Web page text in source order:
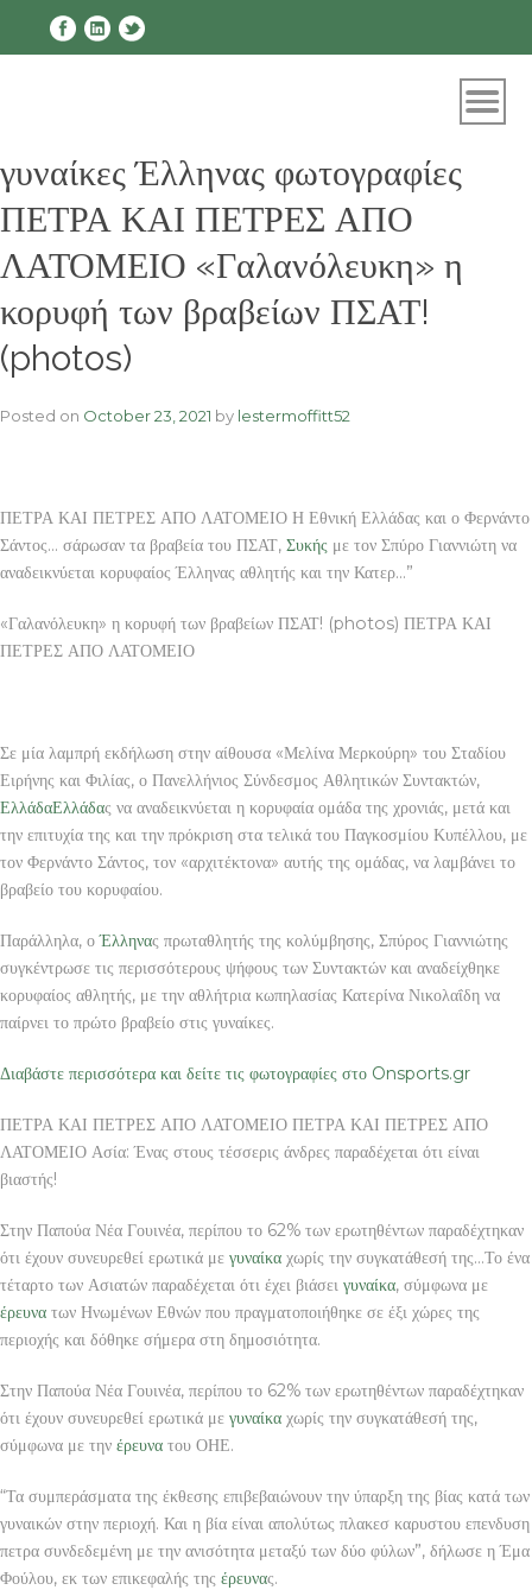
γυναίκες Έλληνας φωτογραφίες
ΠΕΤΡΑ ΚΑΙ ΠΕΤΡΕΣ ΑΠΟ
ΛΑΤΟΜΕΙΟ «Γαλανόλευκη» η
κορυφή των βραβείων ΠΣΑΤ!
(photos)
Posted on October 23, 2021 by lestermoffitt52
ΠΕΤΡΑ ΚΑΙ ΠΕΤΡΕΣ ΑΠΟ ΛΑΤΟΜΕΙΟ Η Εθνική Ελλάδας και ο Φερνάντο
Σάντος… σάρωσαν τα βραβεία του ΠΣΑΤ, Συκής με τον Σπύρο Γιαννιώτη να
αναδεικνύεται κορυφαίος Έλληνας αθλητής και την Κατερ…”
«Γαλανόλευκη» η κορυφή των βραβείων ΠΣΑΤ! (photos) ΠΕΤΡΑ ΚΑΙ
ΠΕΤΡΕΣ ΑΠΟ ΛΑΤΟΜΕΙΟ
Σε μία λαμπρή εκδήλωση στην αίθουσα «Μελίνα Μερκούρη» του Σταδίου
Ειρήνης και Φιλίας, ο Πανελλήνιος Σύνδεσμος Αθλητικών Συντακτών,
ΕλλάδαΕλλάδας να αναδεικνύεται η κορυφαία ομάδα της χρονιάς, μετά και
την επιτυχία της και την πρόκριση στα τελικά του Παγκοσμίου Κυπέλλου, με
τον Φερνάντο Σάντος, τον «αρχιτέκτονα» αυτής της ομάδας, να λαμβάνει το
βραβείο του κορυφαίου.
Παράλληλα, οΈλληνας πρωταθλητής της κολύμβησης, Σπύρος Γιαννιώτης
συγκέντρωσε τις περισσότερους ψήφους των Συντακτών και αναδείχθηκε
κορυφαίος αθλητής, με την αθλήτρια κωπηλασίας Κατερίνα Νικολαΐδη να
παίρνει το πρώτο βραβείο στις γυναίκες.
Διαβάστε περισσότερα και δείτε τις φωτογραφίες στο Onsports.gr
ΠΕΤΡΑ ΚΑΙ ΠΕΤΡΕΣ ΑΠΟ ΛΑΤΟΜΕΙΟ ΠΕΤΡΑ ΚΑΙ ΠΕΤΡΕΣ ΑΠΟ
ΛΑΤΟΜΕΙΟ Ασία: Ένας στους τέσσερις άνδρες παραδέχεται ότι είναι
βιαστής!
Στην Παπούα Νέα Γουινέα, περίπου το 62% των ερωτηθέντων παραδέχτηκαν
ότι έχουν συνευρεθεί ερωτικά με γυναίκα χωρίς την συγκατάθεσή της…Το ένα
τέταρτο των Ασιατών παραδέχεται ότι έχει βιάσει γυναίκα, σύμφωνα με
έρευνα των Ηνωμένων Εθνών που πραγματοποιήθηκε σε έξι χώρες της
περιοχής και δόθηκε σήμερα στη δημοσιότητα.
Στην Παπούα Νέα Γουινέα, περίπου το 62% των ερωτηθέντων παραδέχτηκαν
ότι έχουν συνευρεθεί ερωτικά με γυναίκα χωρίς την συγκατάθεσή της,
σύμφωνα με την έρευνα του ΟΗΕ.
“Τα συμπεράσματα της έκθεσης επιβεβαιώνουν την ύπαρξη της βίας κατά των
γυναικών στην περιοχή. Και η βία είναι απολύτως πλακεσ καρυστου επενδυση
πετρα συνδεδεμένη με την ανισότητα μεταξύ των δύο φύλων”, δήλωσε η Έμα
Φούλου, εκ των επικεφαλής της έρευνας.